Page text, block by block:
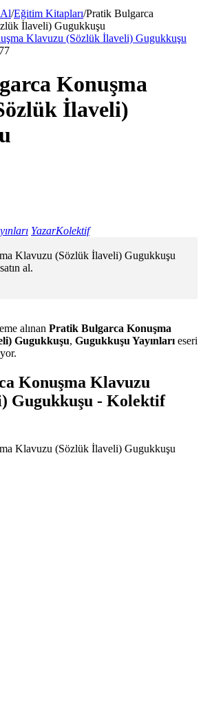
/Eğitim Kitapları/Pratik Bulgarca
İlaveli) Gugukkuşu
Konuşma
İlaveli)
YazarKolektif
Klavuzu (Sözlük İlaveli) Gugukkuşu
al.
alınan Pratik Bulgarca Konuşma
Gugukkuşu, Gugukkuşu Yayınları eseri
Konuşma Klavuzu
Gugukkuşu - Kolektif
Klavuzu (Sözlük İlaveli) Gugukkuşu